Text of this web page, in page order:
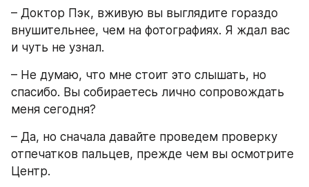
– Доктор Пэк, вживую вы выглядите гораздо
внушительнее, чем на фотографиях. Я ждал вас
и чуть не узнал.
– Не думаю, что мне стоит это слышать, но
спасибо. Вы собираетесь лично сопровождать
меня сегодня?
– Да, но сначала давайте проведем проверку
отпечатков пальцев, прежде чем вы осмотрите
Центр.